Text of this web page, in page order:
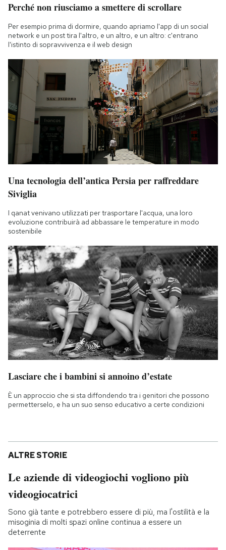
Perché non riusciamo a smettere di scrollare
Per esempio prima di dormire, quando apriamo l'app di un social
network e un post tira l'altro, e un altro, e un altro: c'entrano
l'istinto di sopravvivenza e il web design
Una tecnologia dell’antica Persia per raffreddare
Siviglia
I qanat venivano utilizzati per trasportare l'acqua, una loro
evoluzione contribuirà ad abbassare le temperature in modo
sostenibile
Lasciare che i bambini si annoino d’estate
È un approccio che si sta diffondendo tra i genitori che possono
permetterselo, e ha un suo senso educativo a certe condizioni
ALTRE STORIE
Le aziende di videogiochi vogliono più
videogiocatrici
Sono già tante e potrebbero essere di più, ma l'ostilità e la
misoginia di molti spazi online continua a essere un
deterrente